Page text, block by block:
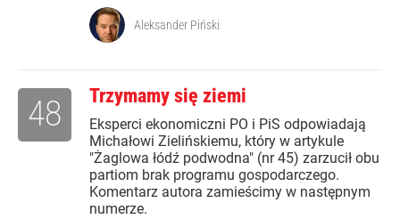
Aleksander Piński
Trzymamy się ziemi
Eksperci ekonomiczni PO i PiS odpowiadają
Michałowi Zielińskiemu, który w artykule
"Żaglowa łódź podwodna" (nr 45) zarzucił obu
partiom brak programu gospodarczego.
Komentarz autora zamieścimy w następnym
numerze.
48